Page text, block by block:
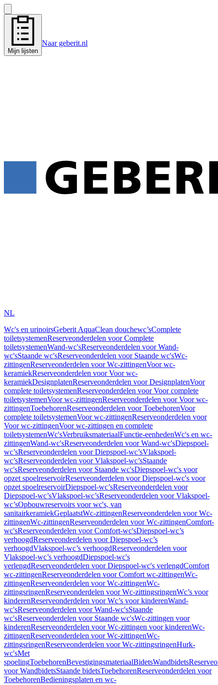
Mijn lijsten
Naar geberit.nl
NL
Wc's en urinoirsGeberit AquaClean douchewc’sComplete
toiletsystemenReserveonderdelen voor Complete
toiletsystemenWand-wc'sReserveonderdelen voor Wand-
wc'sStaande wc'sReserveonderdelen voor Staande wc'sWc-
zittingenReserveonderdelen voor Wc-zittingenVoor wc-
keramiekReserveonderdelen voor Voor wc-
keramiekDesignplatenReserveonderdelen voor DesignplatenVoor
complete toiletsystemenReserveonderdelen voor Voor complete
toiletsystemenVoor wc-zittingenReserveonderdelen voor Voor wc-
zittingenToebehorenReserveonderdelen voor ToebehorenVoor
complete toiletsystemenVoor wc-zittingenReserveonderdelen voor
Voor wc-zittingenVoor wc-zittingen en complete
toiletsystemenWc'sVerbruiksmateriaalFunctie-eenhedenWc's en wc-
zittingenWand-wc'sReserveonderdelen voor Wand-wc'sDiepspoel-
wc’sReserveonderdelen voor Diepspoel-wc’sVlakspoel-
wc’sReserveonderdelen voor Vlakspoel-wc’sStaande
wc'sReserveonderdelen voor Staande wc'sDiepspoel-wc's voor
opzet spoelreservoirReserveonderdelen voor Diepspoel-wc's voor
opzet spoelreservoirDiepspoel-wc’sReserveonderdelen voor
Diepspoel-wc’sVlakspoel-wc’sReserveonderdelen voor Vlakspoel-
wc’sOpbouwreservoirs voor wc's, van
sanitairkeramiekGeplaatstWc-zittingenReserveonderdelen voor Wc-
zittingenWc-zittingenReserveonderdelen voor Wc-zittingenComfort-
wc'sReserveonderdelen voor Comfort-wc'sDiepspoel-wc’s
verhoogdReserveonderdelen voor Diepspoel-wc’s
verhoogdVlakspoel-wc’s verhoogdReserveonderdelen voor
Vlakspoel-wc’s verhoogdDiepspoel-wc's
verlengdReserveonderdelen voor Diepspoel-wc's verlengdComfort
wc-zittingenReserveonderdelen voor Comfort wc-zittingenWc-
zittingenReserveonderdelen voor Wc-zittingenWc-
zittingsringenReserveonderdelen voor Wc-zittingsringenWc’s voor
kinderenReserveonderdelen voor Wc’s voor kinderenWand-
wc'sReserveonderdelen voor Wand-wc'sStaande
wc'sReserveonderdelen voor Staande wc'sWc-zittingen voor
kinderenReserveonderdelen voor Wc-zittingen voor kinderenWc-
zittingenReserveonderdelen voor Wc-zittingenWc-
zittingsringenReserveonderdelen voor Wc-zittingsringenHurk-
wc'sMet
spoelingToebehorenBevestigingsmateriaalBidetsWandbidets
voor WandbidetsStaande bidetsToebehorenReserveonderdelen voor
ToebehorenBedieningsplaten en wc-